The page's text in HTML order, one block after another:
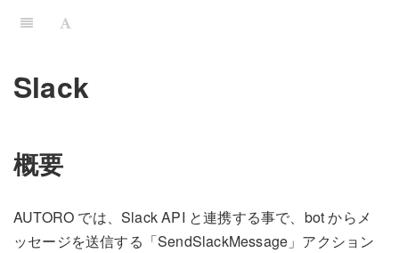
Slack
概要
AUTORO では、Slack API と連携する事で、bot からメ
ッセージを送信する「SendSlackMessage」アクション